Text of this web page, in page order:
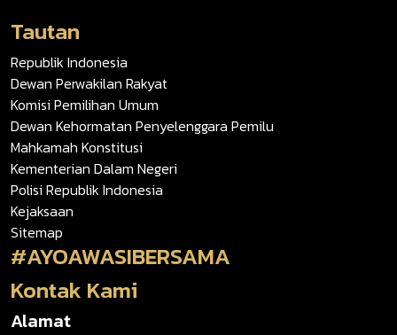
Tautan
Republik Indonesia
Dewan Perwakilan Rakyat
Komisi Pemilihan Umum
Dewan Kehormatan Penyelenggara Pemilu
Mahkamah Konstitusi
Kementerian Dalam Negeri
Polisi Republik Indonesia
Kejaksaan
Sitemap
#AYOAWASIBERSAMA
Kontak Kami
Alamat